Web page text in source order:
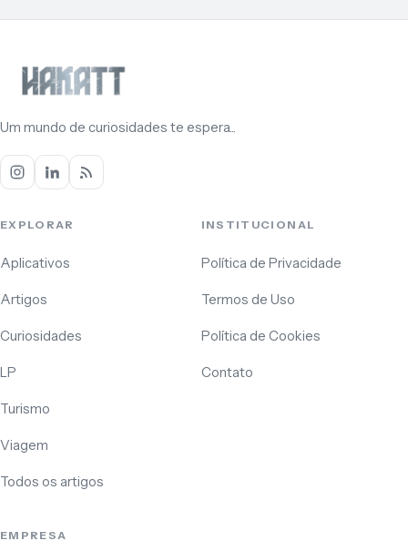
Um mundo de curiosidades te espera...
EXPLORAR
Aplicativos
Artigos
Curiosidades
LP
Turismo
Viagem
Todos os artigos
INSTITUCIONAL
Política de Privacidade
Termos de Uso
Política de Cookies
Contato
EMPRESA